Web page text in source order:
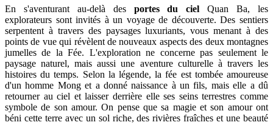
En s'aventurant au-delà des portes du ciel Quan Ba, les
explorateurs sont invités à un voyage de découverte. Des sentiers
serpentent à travers des paysages luxuriants, vous menant à des
points de vue qui révèlent de nouveaux aspects des deux montagnes
jumelles de la Fée. L'exploration ne concerne pas seulement le
paysage naturel, mais aussi une aventure culturelle à travers les
histoires du temps. Selon la légende, la fée est tombée amoureuse
d'un homme Mong et a donné naissance à un fils, mais elle a dû
retourner au ciel et laisser derrière elle ses seins terrestres comme
symbole de son amour. On pense que sa magie et son amour ont
béni cette terre avec un sol riche, des rivières fraîches et une beauté